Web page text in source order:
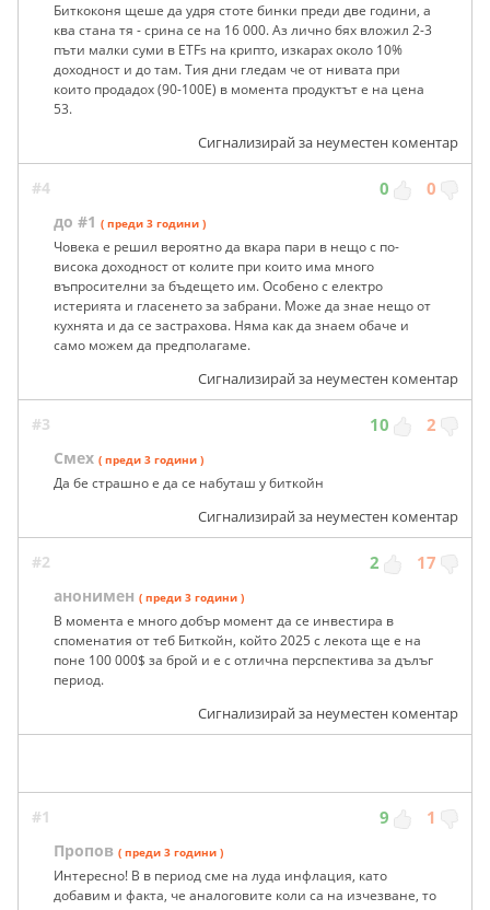
Биткоконя щеше да удря стоте бинки преди две години, а
ква стана тя - срина се на 16 000. Аз лично бях вложил 2-3
пъти малки суми в ETFs на крипто, изкарах около 10%
доходност и до там. Тия дни гледам че от нивата при
които продадох (90-100Е) в момента продуктът е на цена
53.
Сигнализирай за неуместен коментар
#4 0 0
до #1 ( преди 3 години )
Човека е решил вероятно да вкара пари в нещо с по-
висока доходност от колите при които има много
въпросителни за бъдещето им. Особено с електро
истерията и гласенето за забрани. Може да знае нещо от
кухнята и да се застрахова. Няма как да знаем обаче и
само можем да предполагаме.
Сигнализирай за неуместен коментар
#3 10 2
Смех ( преди 3 години )
Да бе страшно е да се набуташ у биткойн
Сигнализирай за неуместен коментар
#2 2 17
анонимен ( преди 3 години )
В момента е много добър момент да се инвестира в
споменатия от теб Биткойн, който 2025 с лекота ще е на
поне 100 000$ за брой и е с отлична перспектива за дълъг
период.
Сигнализирай за неуместен коментар
#1 9 1
Пропов ( преди 3 години )
Интересно! В в период сме на луда инфлация, като
добавим и факта, че аналоговите коли са на изчезване, то